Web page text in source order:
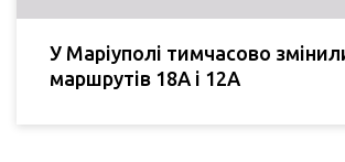
У Маріуполі тимчасово
маршрутів 18А і 12А